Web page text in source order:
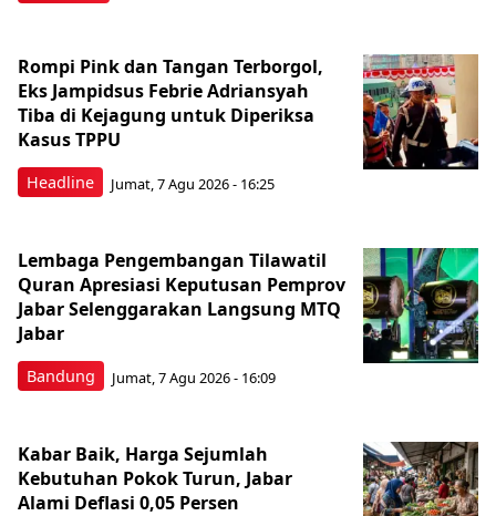
Headline
Rompi Pink dan Tangan Terborgol,
Eks Jampidsus Febrie Adriansyah
Tiba di Kejagung untuk Diperiksa
Kasus TPPU
Jumat, 7 Agu 2026 - 16:25
Bandung
Lembaga Pengembangan Tilawatil
Quran Apresiasi Keputusan Pemprov
Jabar Selenggarakan Langsung MTQ
Jabar
Jumat, 7 Agu 2026 - 16:09
Kabar Baik, Harga Sejumlah
Kebutuhan Pokok Turun, Jabar
Alami Deflasi 0,05 Persen